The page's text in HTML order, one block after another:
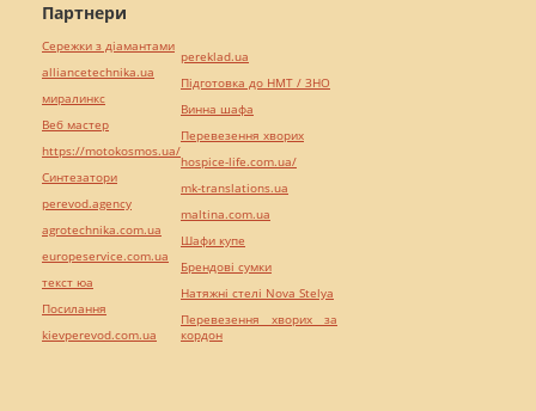
Партнери
Сережки з діамантами
alliancetechnika.ua
миралинкс
Веб мастер
https://motokosmos.ua/
Синтезатори
perevod.agency
agrotechnika.com.ua
europeservice.com.ua
текст юа
Посилання
kievperevod.com.ua
pereklad.ua
Підготовка до НМТ / ЗНО
Винна шафа
Перевезення хворих
hospice-life.com.ua/
mk-translations.ua
maltina.com.ua
Шафи купе
Брендові сумки
Натяжні стелі Nova Stelya
Перевезення хворих за
кордон